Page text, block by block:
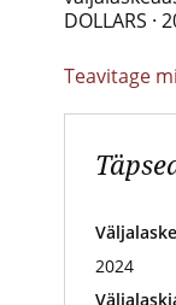
DOLLARS ·
Teavitage
2024